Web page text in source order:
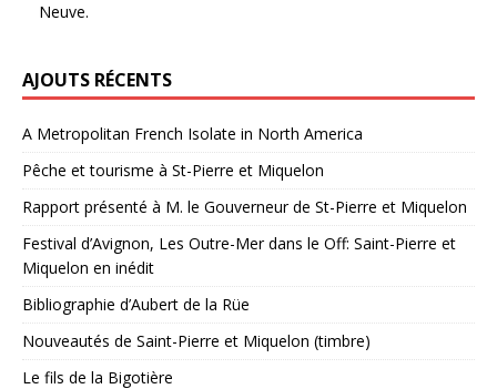
Neuve.
AJOUTS RÉCENTS
A Metropolitan French Isolate in North America
Pêche et tourisme à St-Pierre et Miquelon
Rapport présenté à M. le Gouverneur de St-Pierre et Miquelon
Festival d’Avignon, Les Outre-Mer dans le Off: Saint-Pierre et
Miquelon en inédit
Bibliographie d’Aubert de la Rüe
Nouveautés de Saint-Pierre et Miquelon (timbre)
Le fils de la Bigotière